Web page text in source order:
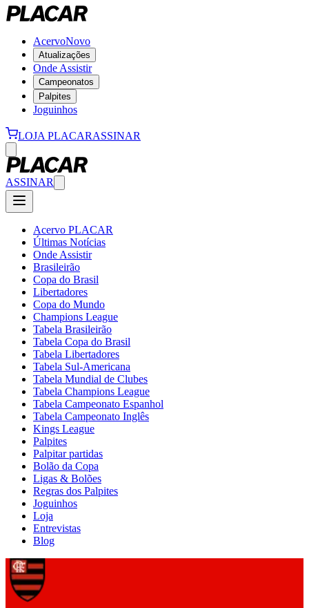
AcervoNovo
Atualizações
Onde Assistir
Campeonatos
Palpites
Joguinhos
LOJA PLACARASSINAR
ASSINAR
Acervo PLACAR
Últimas Notícias
Onde Assistir
Brasileirão
Copa do Brasil
Libertadores
Copa do Mundo
Champions League
Tabela Brasileirão
Tabela Copa do Brasil
Tabela Libertadores
Tabela Sul-Americana
Tabela Mundial de Clubes
Tabela Champions League
Tabela Campeonato Espanhol
Tabela Campeonato Inglês
Kings League
Palpites
Palpitar partidas
Bolão da Copa
Ligas & Bolões
Regras dos Palpites
Joguinhos
Loja
Entrevistas
Blog